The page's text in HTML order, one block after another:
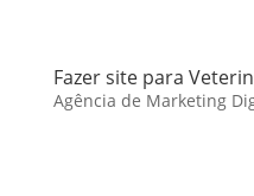
Fazer site para
Agência de Marketing